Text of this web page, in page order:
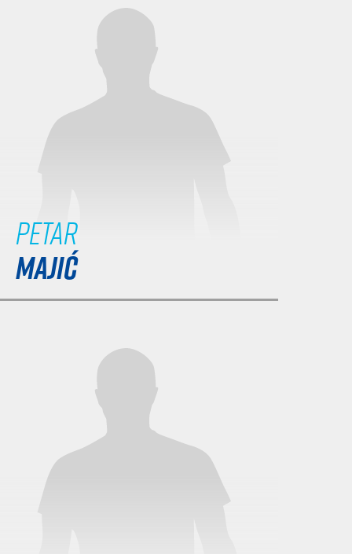
Petar
MAJIĆ